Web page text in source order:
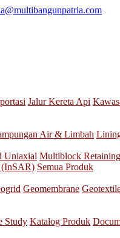
Jalur Kereta Api
Air & Limbah
Uniaxial Multiblock
(InSAR) Semua Produk
Geomembrane
Study Katalog Produk